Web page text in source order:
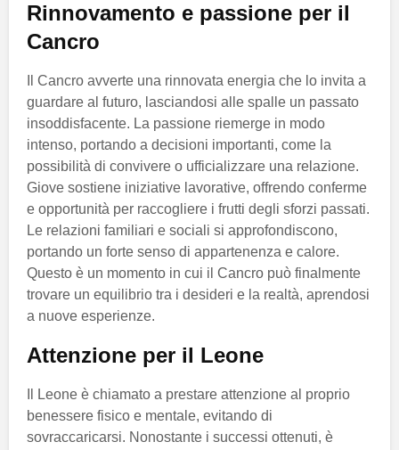
Rinnovamento e passione per il
Cancro
Il Cancro avverte una rinnovata energia che lo invita a
guardare al futuro, lasciandosi alle spalle un passato
insoddisfacente. La passione riemerge in modo
intenso, portando a decisioni importanti, come la
possibilità di convivere o ufficializzare una relazione.
Giove sostiene iniziative lavorative, offrendo conferme
e opportunità per raccogliere i frutti degli sforzi passati.
Le relazioni familiari e sociali si approfondiscono,
portando un forte senso di appartenenza e calore.
Questo è un momento in cui il Cancro può finalmente
trovare un equilibrio tra i desideri e la realtà, aprendosi
a nuove esperienze.
Attenzione per il Leone
Il Leone è chiamato a prestare attenzione al proprio
benessere fisico e mentale, evitando di
sovraccaricarsi. Nonostante i successi ottenuti, è